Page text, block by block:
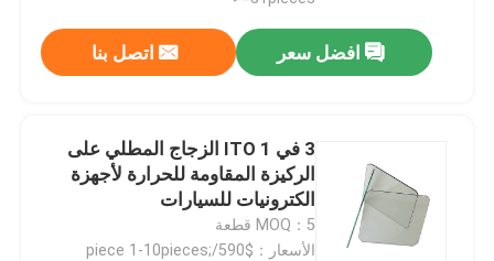
افضل سعر اتصل بنا
3 في 1 ITO الزجاج المطلي على
الركيزة المقاومة للحرارة لأجهزة
الكترونيات للسيارات
MOQ：5 قطعة
الأسعار：$590/piece 1-10pieces;